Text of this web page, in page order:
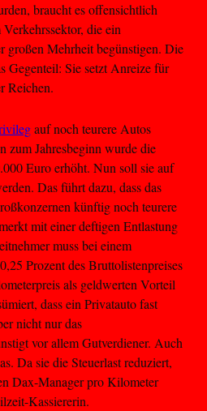
braucht es offensichtlich
die ein
großen Mehrheit begünstigen. Die
Gegenteil: Sie setzt Anreize für
Reichen.
auf noch teurere Autos
zum Jahresbeginn wurde die
Euro erhöht. Nun soll sie auf
Das führt dazu, dass das
künftig noch teurere
mit einer deftigen Entlastung
muss bei einem
Prozent des Bruttolistenpreises
als geldwerten Vorteil
dass ein Privatauto fast
nicht nur das
vor allem Gutverdiener. Auch
Da sie die Steuerlast reduziert,
Dax-Manager pro Kilometer
Kassiererin.